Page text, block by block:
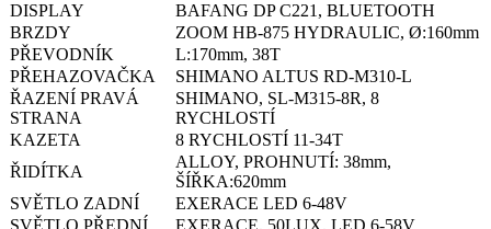
DISPLAY
BAFANG DP C221, BLUETOOTH
BRZDY
ZOOM HB-875 HYDRAULIC, Ø:160mm
PŘEVODNÍK
L:170mm, 38T
PŘEHAZOVAČKA
SHIMANO ALTUS RD-M310-L
ŘAZENÍ PRAVÁ
STRANA
SHIMANO, SL-M315-8R, 8
RYCHLOSTÍ
KAZETA
8 RYCHLOSTÍ 11-34T
ŘIDÍTKA
ALLOY, PROHNUTÍ: 38mm,
ŠÍŘKA:620mm
SVĚTLO ZADNÍ
EXERACE LED 6-48V
SVĚTLO PŘEDNÍ
EXERACE, 50LUX, LED 6-58V